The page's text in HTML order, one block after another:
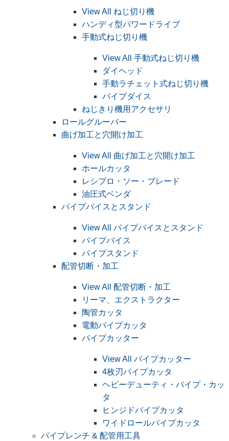
View All ねじ切り機
ハンディ型パワードライブ
手動式ねじ切り機
View All 手動式ねじ切り機
ダイヘッド
手動ラチェット式ねじ切り機
パイプダイス
ねじきり機用アクセサリ
ロールグルーバー
曲げ加工と穴開け加工
View All 曲げ加工と穴開け加工
ホールカッタ
レシプロ・ソー・ブレード
油圧式ベンダ
パイプバイスとスタンド
View All パイプバイスとスタンド
パイプバイス
パイプスタンド
配管切断・加工
View All 配管切断・加工
リーマ、エクストラクター
陶管カッタ
電動パイプカッタ
パイプカッター
View All パイプカッター
4枚刃パイプカッタ
ヘビーデューティ・パイプ・カッ
タ
ヒンジドパイプカッタ
ワイドロールパイプカッタ
パイプレンチ & 配管用工具